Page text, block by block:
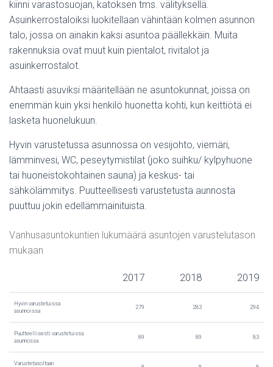
kiinni varastosuojan, katoksen tms. välityksellä.
Asuinkerrostaloiksi luokitellaan vähintään kolmen asunnon
talo, jossa on ainakin kaksi asuntoa päällekkäin. Muita
rakennuksia ovat muut kuin pientalot, rivitalot ja
asuinkerrostalot.
Ahtaasti asuviksi määritellään ne asuntokunnat, joissa on
enemmän kuin yksi henkilö huonetta kohti, kun keittiötä ei
lasketa huonelukuun.
Hyvin varustetussa asunnossa on vesijohto, viemäri,
lämminvesi, WC, peseytymistilat (joko suihku/ kylpyhuone
tai huoneistokohtainen sauna) ja keskus- tai
sähkölämmitys. Puutteellisesti varustetusta aunnosta
puuttuu jokin edellämmainituista.
Vanhusasuntokuntien lukumäärä asuntojen varustelutason
mukaan
2017 2018 2019
Hyvin varustetuissa
asunnoissa
279 283 294
Puutteellisesti varustetuissa
asunnossa
89 89 83
Varustetasoltaan